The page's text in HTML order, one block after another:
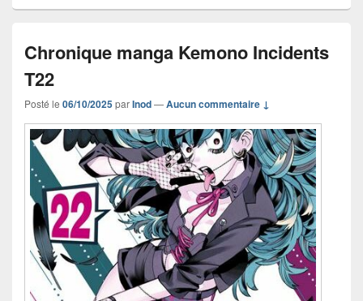
Chronique manga Kemono Incidents
T22
Posté le 06/10/2025parInod—Aucun commentaire ↓